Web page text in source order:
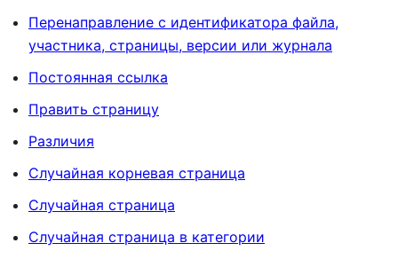
Перенаправление с идентификатора файла,
участника, страницы, версии или журнала
Постоянная ссылка
Править страницу
Различия
Случайная корневая страница
Случайная страница
Случайная страница в категории